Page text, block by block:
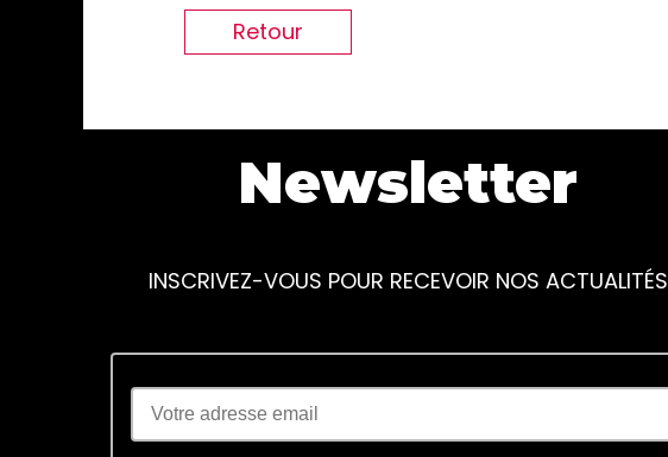
Retour
Newsletter
INSCRIVEZ-VOUS POUR RECEVOIR NOS ACTUALITÉS